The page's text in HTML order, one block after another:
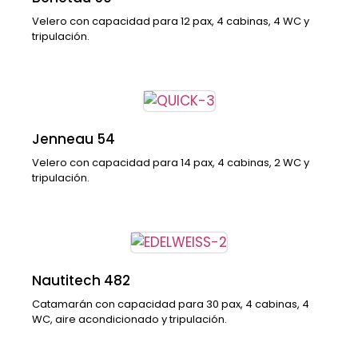
Velero con capacidad para 12 pax, 4 cabinas, 4 WC y
tripulación.
Jenneau 54
Velero con capacidad para 14 pax, 4 cabinas, 2 WC y
tripulación.
Nautitech 482
Catamarán con capacidad para 30 pax, 4 cabinas, 4
WC, aire acondicionado y tripulación.